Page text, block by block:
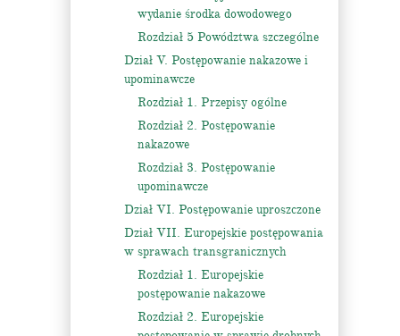
wydanie środka dowodowego
Rozdział 5 Powództwa szczególne
Dział V. Postępowanie nakazowe i
upominawcze
Rozdział 1. Przepisy ogólne
Rozdział 2. Postępowanie
nakazowe
Rozdział 3. Postępowanie
upominawcze
Dział VI. Postępowanie uproszczone
Dział VII. Europejskie postępowania
w sprawach transgranicznych
Rozdział 1. Europejskie
postępowanie nakazowe
Rozdział 2. Europejskie